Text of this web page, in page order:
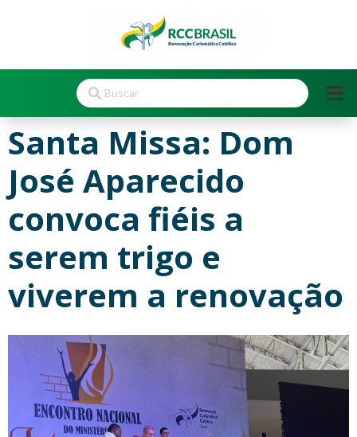
Santa Missa: Dom
José Aparecido
convoca fiéis a
serem trigo e
viverem a renovação